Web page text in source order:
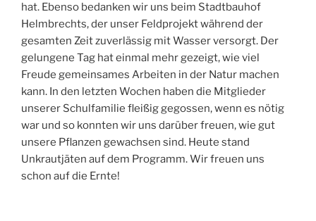
hat. Ebenso bedanken wir uns beim Stadtbauhof
Helmbrechts, der unser Feldprojekt während der
gesamten Zeit zuverlässig mit Wasser versorgt. Der
gelungene Tag hat einmal mehr gezeigt, wie viel
Freude gemeinsames Arbeiten in der Natur machen
kann. In den letzten Wochen haben die Mitglieder
unserer Schulfamilie fleißig gegossen, wenn es nötig
war und so konnten wir uns darüber freuen, wie gut
unsere Pflanzen gewachsen sind. Heute stand
Unkrautjäten auf dem Programm. Wir freuen uns
schon auf die Ernte!